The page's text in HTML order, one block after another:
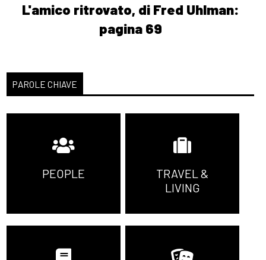
L'amico ritrovato, di Fred Uhlman:
pagina 69
PAROLE CHIAVE
PEOPLE
TRAVEL &
LIVING